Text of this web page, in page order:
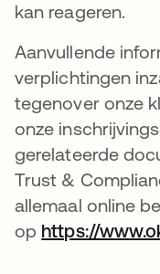
kan reageren.
Aanvullende
verplichtingen
tegenover onze
onze
gerelateerde
Trust &
allemaal online
op https://